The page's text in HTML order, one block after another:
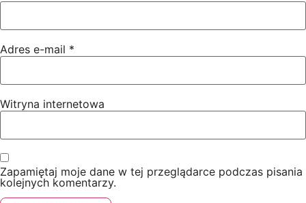
Adres e-mail *
Witryna internetowa
Zapamiętaj moje dane w tej przeglądarce podczas pisania
kolejnych komentarzy.